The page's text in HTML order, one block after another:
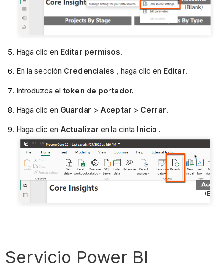
Haga clic en Editar permisos.
En la sección Credenciales , haga clic en Editar.
Introduzca eltoken de portador.
Haga clic en Guardar >Aceptar > Cerrar.
Haga clic enActualizar en la cinta Inicio .
Servicio Power BI